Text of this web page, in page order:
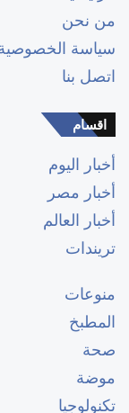
من نحن
سياسة
اتصل بنا
اقسام
أخبار اليوم
أخبار مصر
أخبار العالم
تريندات
منوعات
المطبخ
صحة
موضة
تكنولوجيا